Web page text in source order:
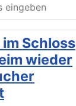
Schloss
wieder